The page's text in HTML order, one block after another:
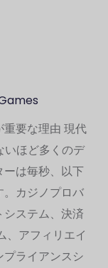
要な理由 現代
ほど多くのデ
は毎秒、以下
カジノプロバ
ステム、決済
、アフィリエイ
プライアンスシ